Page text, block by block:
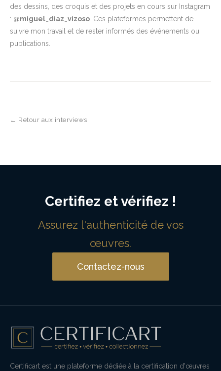
des dessins, des croquis et des projets en cours sur Instagram
: @miguel_diaz_vizoso . Ces plateformes permettent de
suivre mon travail et de rester informés des événements ou
publications.
← Retour aux interviews
Certifiez et vérifiez !
Assurez l'authenticité de vos
œuvres.
Contactez-nous
Certificart est une plateforme dédiée à la certification d'œuvres